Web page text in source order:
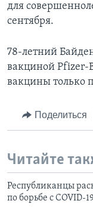
для
сентября.
78-летний
вакциной Pfizer-
вакцины только
Поделиться
Читайте
Республиканцы
по борьбе с COVID-